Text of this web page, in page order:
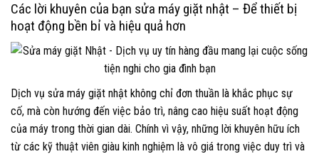
Các lời khuyên của bạn sửa máy giặt nhật – Để thiết bị
hoạt động bền bỉ và hiệu quả hơn
Dịch vụ sửa máy giặt nhật không chỉ đơn thuần là khắc phục sự
cố, mà còn hướng đến việc bảo trì, nâng cao hiệu suất hoạt động
của máy trong thời gian dài. Chính vì vậy, những lời khuyên hữu ích
từ các kỹ thuật viên giàu kinh nghiệm là vô giá trong việc duy trì và